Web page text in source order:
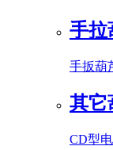
手拉
手扳葫
其它
CD型